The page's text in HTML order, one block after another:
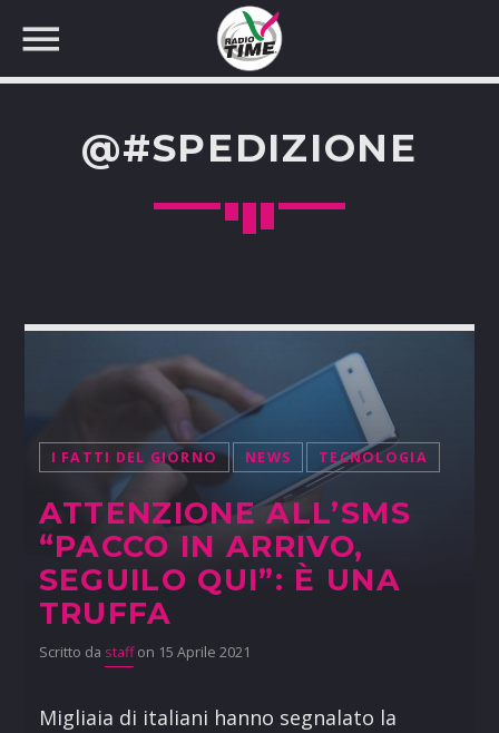
@#SPEDIZIONE
I FATTI DEL GIORNO NEWS TECNOLOGIA
ATTENZIONE ALL’SMS
“PACCO IN ARRIVO,
SEGUILO QUI”: È UNA
TRUFFA
Scritto da staffon 15 Aprile 2021
Migliaia di italiani hanno segnalato la